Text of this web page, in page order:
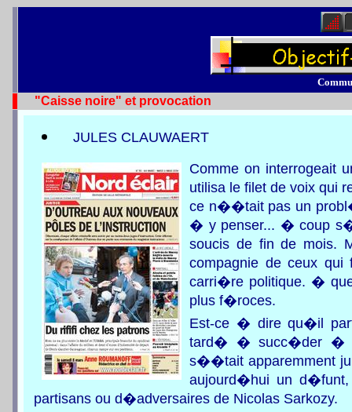
"Caisse noire" et provocation
JULES CLAUWAERT
Comme on interrogeait
utilisa le filet de voix qui
ce n��tait pas un
� y penser... � coup
soucis de fin de mois.
compagnie de ceux
carri�re politique. �
plus f�roces.
Est-ce � dire qu�il
tard� � succ�der �
s��tait apparemment
aujourd�hui un
partisans ou d�adversaires de Nicolas Sarkozy.